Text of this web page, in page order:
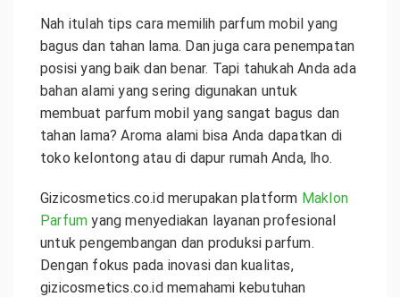
Nah itulah tips cara memilih parfum mobil yang
bagus dan tahan lama. Dan juga cara penempatan
posisi yang baik dan benar. Tapi tahukah Anda ada
bahan alami yang sering digunakan untuk
membuat parfum mobil yang sangat bagus dan
tahan lama? Aroma alami bisa Anda dapatkan di
toko kelontong atau di dapur rumah Anda, lho.
Gizicosmetics.co.id merupakan platform Maklon
Parfum yang menyediakan layanan profesional
untuk pengembangan dan produksi parfum.
Dengan fokus pada inovasi dan kualitas,
gizicosmetics.co.id memahami kebutuhan